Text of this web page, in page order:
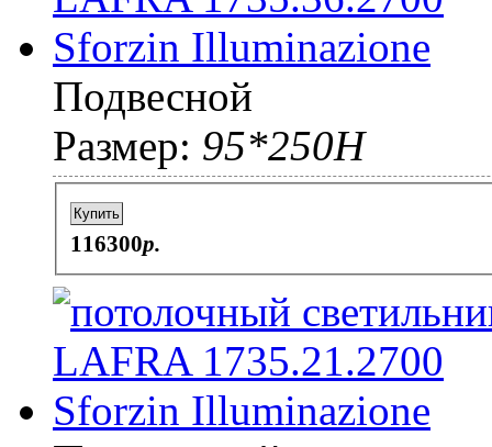
Подвесной
Размер: 95*250H
Купить
116300p.